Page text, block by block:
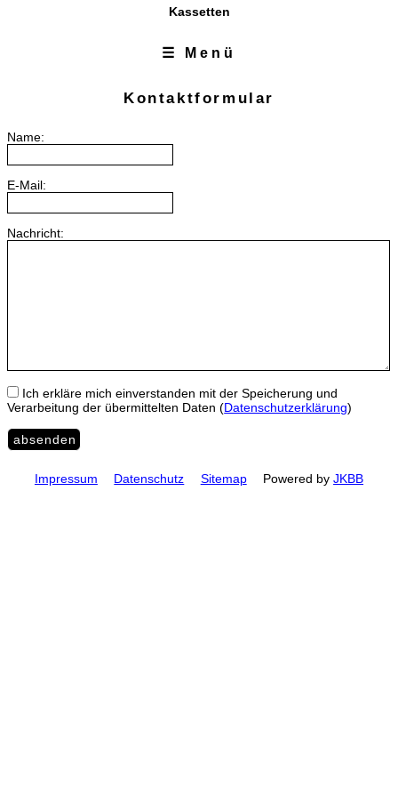
Kassetten
☰ Menü
Kontaktformular
Name:
E-Mail:
Nachricht:
Ich erkläre mich einverstanden mit der Speicherung und
Verarbeitung der übermittelten Daten (Datenschutzerklärung)
absenden
Impressum Datenschutz Sitemap Powered byJKBB